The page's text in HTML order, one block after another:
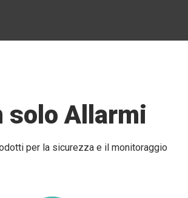
solo Allarmi
per la sicurezza e il monitoraggio